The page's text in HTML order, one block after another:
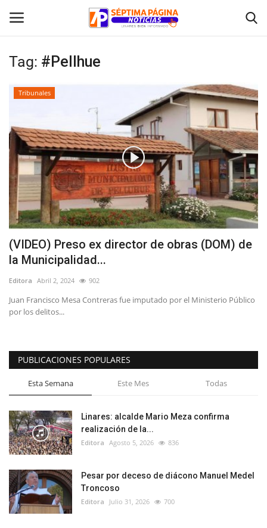
Policial
Tribunales
Deporte
Política
Espectáculos
Tag: #Pellhue
Tribunales
(VIDEO) Preso ex director de obras (DOM) de
la Municipalidad...
Editora Abril 2, 2024 902
Juan Francisco Mesa Contreras fue imputado por el Ministerio Público
por los delitos...
PUBLICACIONES POPULARES
Esta Semana Este Mes Todas
Linares: alcalde Mario Meza confirma
realización de la...
Editora Agosto 5, 2026 836
Pesar por deceso de diácono Manuel Medel
Troncoso
Editora Julio 31, 2026 700